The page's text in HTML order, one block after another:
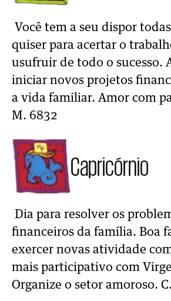
Você tem a seu dispor
quiser para acertar o
usufruir de todo o sucesso.
iniciar novos projetos
a vida familiar. Amor com
M. 6832
Capricórnio
Dia para resolver os
financeiros da família. Boa
exercer novas atividade
mais participativo com
Organize o setor amoroso.